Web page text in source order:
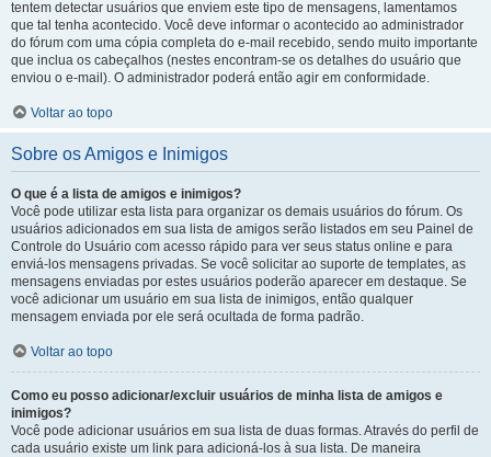
tentem detectar usuários que enviem este tipo de mensagens, lamentamos
que tal tenha acontecido. Você deve informar o acontecido ao administrador
do fórum com uma cópia completa do e-mail recebido, sendo muito importante
que inclua os cabeçalhos (nestes encontram-se os detalhes do usuário que
enviou o e-mail). O administrador poderá então agir em conformidade.
Voltar ao topo
Sobre os Amigos e Inimigos
O que é a lista de amigos e inimigos?
Você pode utilizar esta lista para organizar os demais usuários do fórum. Os
usuários adicionados em sua lista de amigos serão listados em seu Painel de
Controle do Usuário com acesso rápido para ver seus status online e para
enviá-los mensagens privadas. Se você solicitar ao suporte de templates, as
mensagens enviadas por estes usuários poderão aparecer em destaque. Se
você adicionar um usuário em sua lista de inimigos, então qualquer
mensagem enviada por ele será ocultada de forma padrão.
Voltar ao topo
Como eu posso adicionar/excluir usuários de minha lista de amigos e
inimigos?
Você pode adicionar usuários em sua lista de duas formas. Através do perfil de
cada usuário existe um link para adicioná-los à sua lista. De maneira